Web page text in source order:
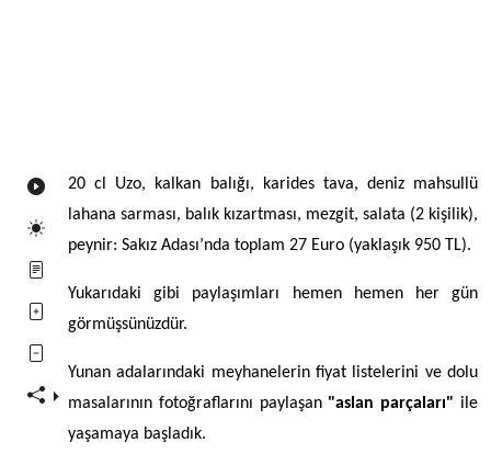
20 cl Uzo, kalkan balığı, karides tava, deniz mahsullü
lahana sarması, balık kızartması, mezgit, salata (2 kişilik),
peynir: Sakız Adası’nda toplam 27 Euro (yaklaşık 950 TL).
Yukarıdaki gibi paylaşımları hemen hemen her gün
görmüşsünüzdür.
Yunan adalarındaki meyhanelerin fiyat listelerini ve dolu
masalarının fotoğraflarını paylaşan "aslan parçaları" ile
yaşamaya başladık.